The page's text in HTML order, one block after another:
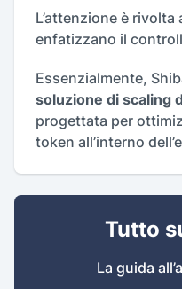
L’attenzione è
enfatizzano il
Essenzialmente,
soluzione di scaling
progettata per
token all’interno
Tutto
La guida